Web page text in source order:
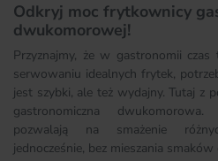
Odkryj moc frytkownicy
dwukomorowej!
Przyznajmy, że w gastronomii
serwowaniu idealnych frytek,
jest szybki, ale też wydajny. Tutaj z
gastronomiczna
pozwalają na smażenie
jednocześnie, bez mieszania smaków